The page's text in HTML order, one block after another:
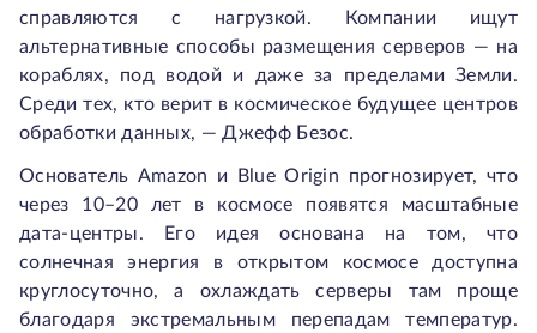
справляются с нагрузкой. Компании ищут
альтернативные способы размещения серверов — на
кораблях, под водой и даже за пределами Земли.
Среди тех, кто верит в космическое будущее центров
обработки данных, — Джефф Безос.
Основатель Amazon и Blue Origin прогнозирует, что
через 10–20 лет в космосе появятся масштабные
дата-центры. Его идея основана на том, что
солнечная энергия в открытом космосе доступна
круглосуточно, а охлаждать серверы там проще
благодаря экстремальным перепадам температур.